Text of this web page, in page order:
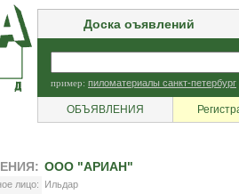
Доска оъявлений
пример: пиломатериалы санкт-петербург
ОБЪЯВЛЕНИЯ
ООО "АРИАН"
лицо:
Ильдар